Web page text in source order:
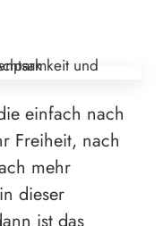
einfach nach
Freiheit, nach
mehr
dieser